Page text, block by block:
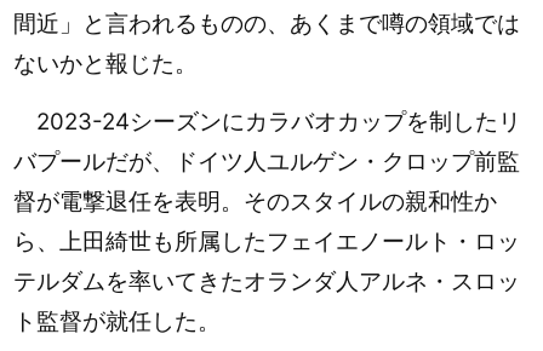
間近」と言われるものの、あくまで噂の領域では
ないかと報じた。
2023-24シーズンにカラバオカップを制したリ
バプールだが、ドイツ人ユルゲン・クロップ前監
督が電撃退任を表明。そのスタイルの親和性か
ら、上田綺世も所属したフェイエノールト・ロッ
テルダムを率いてきたオランダ人アルネ・スロッ
ト監督が就任した。